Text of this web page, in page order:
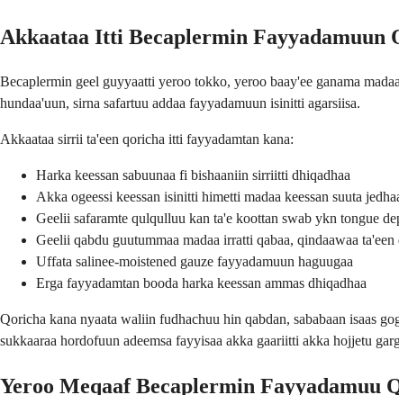
Akkaataa Itti Becaplermin Fayyadamuun
Becaplermin geel guyyaatti yeroo tokko, yeroo baay'ee ganama
hundaa'uun, sirna safartuu addaa fayyadamuun isinitti agarsiisa.
Akkaataa sirrii ta'een qoricha itti fayyadamtan kana:
Harka keessan sabuunaa fi bishaaniin sirriitti dhiqadhaa
Akka ogeessi keessan isinitti himetti madaa keessan suuta
Geelii safaramte qulqulluu kan ta'e koottan swab ykn tongue
Geelii qabdu guutummaa madaa irratti qabaa, qindaawaa ta'een
Uffata salinee-moistened gauze fayyadamuun haguugaa
Erga fayyadamtan booda harka keessan ammas dhiqadhaa
Qoricha kana nyaata waliin fudhachuu hin qabdan, sababaan isaas
sukkaaraa hordofuun adeemsa fayyisaa akka gaariitti akka hojjetu
Yeroo Meqaaf Becaplermin Fayyadamuu